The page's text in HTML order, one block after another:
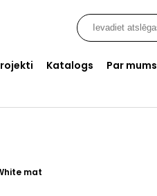
Katalogs Par mums
mat